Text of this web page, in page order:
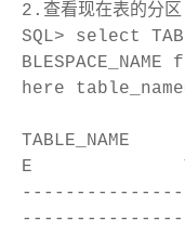
2.查看现在表的分区
SQL> select
here
E